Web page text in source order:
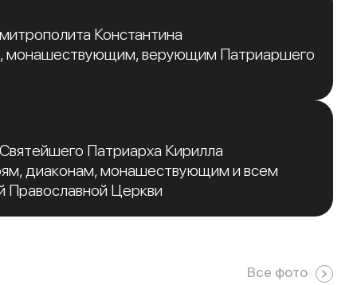
Константина
монашествующим, верующим Патриаршего
Патриарха Кирилла
диаконам, монашествующим и всем
Православной Церкви
Все фото